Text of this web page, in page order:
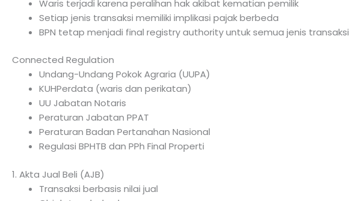
Waris terjadi karena peralihan hak akibat kematian pemilik
Setiap jenis transaksi memiliki implikasi pajak berbeda
BPN tetap menjadi final registry authority untuk semua jenis transaksi
Connected Regulation
Undang-Undang Pokok Agraria (UUPA)
KUHPerdata (waris dan perikatan)
UU Jabatan Notaris
Peraturan Jabatan PPAT
Peraturan Badan Pertanahan Nasional
Regulasi BPHTB dan PPh Final Properti
1. Akta Jual Beli (AJB)
Transaksi berbasis nilai jual